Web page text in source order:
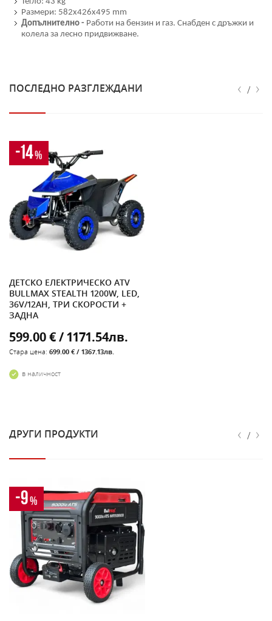
Размери: 582x426x495 mm
Допълнително - Работи на бензин и газ. Снабден с дръжки и
колела за лесно придвижване.
ПОСЛЕДНО РАЗГЛЕЖДАНИ ‹ / ›
-14%
ДЕТСКО ЕЛЕКТРИЧЕСКО ATV
BULLMAX STEALTH 1200W, LED,
36V/12AH, ТРИ СКОРОСТИ +
ЗАДНА
599.00 € / 1171.54лв.
Стара цена: 699.00 € / 1367.13лв.
в наличност
ДРУГИ ПРОДУКТИ ‹ / ›
-9%